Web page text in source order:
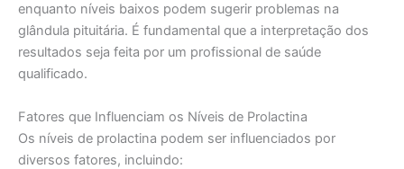
enquanto níveis baixos podem sugerir problemas na
glândula pituitária. É fundamental que a interpretação dos
resultados seja feita por um profissional de saúde
qualificado.
Fatores que Influenciam os Níveis de Prolactina
Os níveis de prolactina podem ser influenciados por
diversos fatores, incluindo: